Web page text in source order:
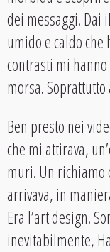
dei messaggi. Dai
umido e caldo che
contrasti mi
morsa.
Ben presto nei
che mi attirava,
muri. Un richiamo
arrivava, in
Era l’art design.
inevitabilmente,